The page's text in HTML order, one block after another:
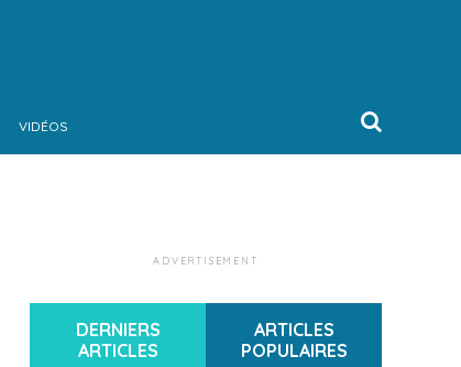
VIDÉOS
ADVERTISEMENT
DERNIERS
ARTICLES
ARTICLES
POPULAIRES